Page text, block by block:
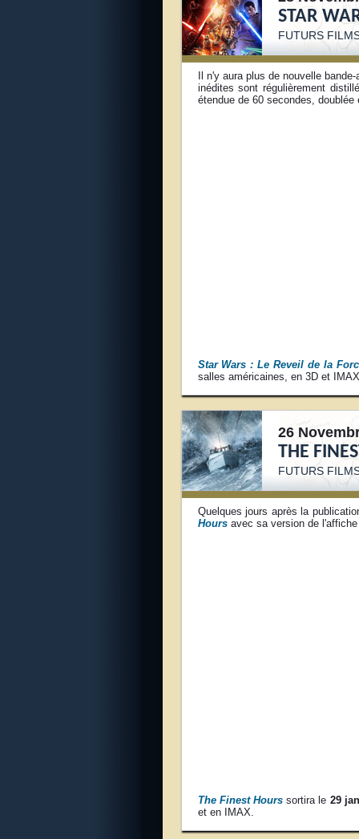
STAR
FUTURS
Il n'y aura plus de nouvelle
inédites sont régulièrement
étendue de 60 secondes,
Star Wars : Le Reveil de la
salles américaines, en 3D et
26
THE
FUTURS
Quelques jours après la
Hoursavec sa version de
The Finest Hourssortira le 29
et en IMAX.